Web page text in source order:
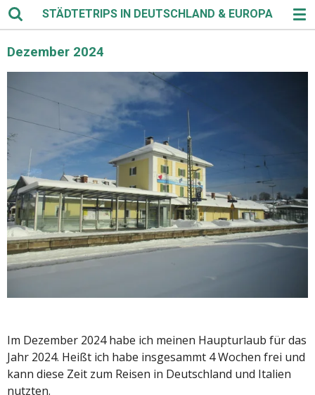
Zum
Hauptinhalt
springen
STÄDTETRIPS IN DEUTSCHLAND & EUROPA
Dezember 2024
Im Dezember 2024 habe ich meinen Haupturlaub für das
Jahr 2024. Heißt ich habe insgesammt 4 Wochen frei und
kann diese Zeit zum Reisen in Deutschland und Italien
nutzten.